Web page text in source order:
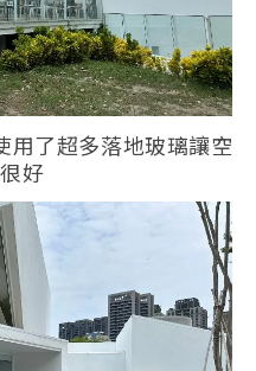
了超多落地玻璃讓空
好